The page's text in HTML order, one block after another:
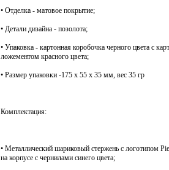
• Отделка - матовое покрытие;
• Детали дизайна - позолота;
• Упаковка - картонная коробочка черного цвета с
ложементом красного цвета;
• Размер упаковки -175 х 55 х 35 мм, вес 35 гр
Комплектация:
• Металлический шариковый стержень с логотипом
на корпусе с чернилами синего цвета;